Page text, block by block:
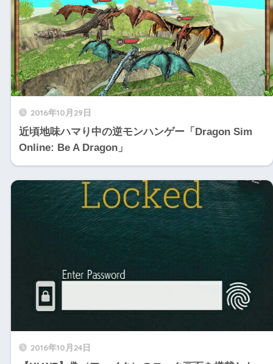
2016年10月29日
近頃地味ハマり中の逆モンハンゲー「Dragon Sim
Online: Be A Dragon」
2016年10月24日